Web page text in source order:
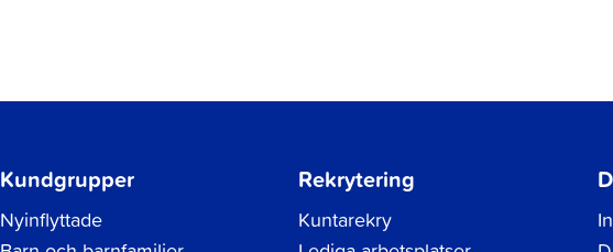
Kundgrupper
Nyinflyttade
Rekrytering
Kuntarekry